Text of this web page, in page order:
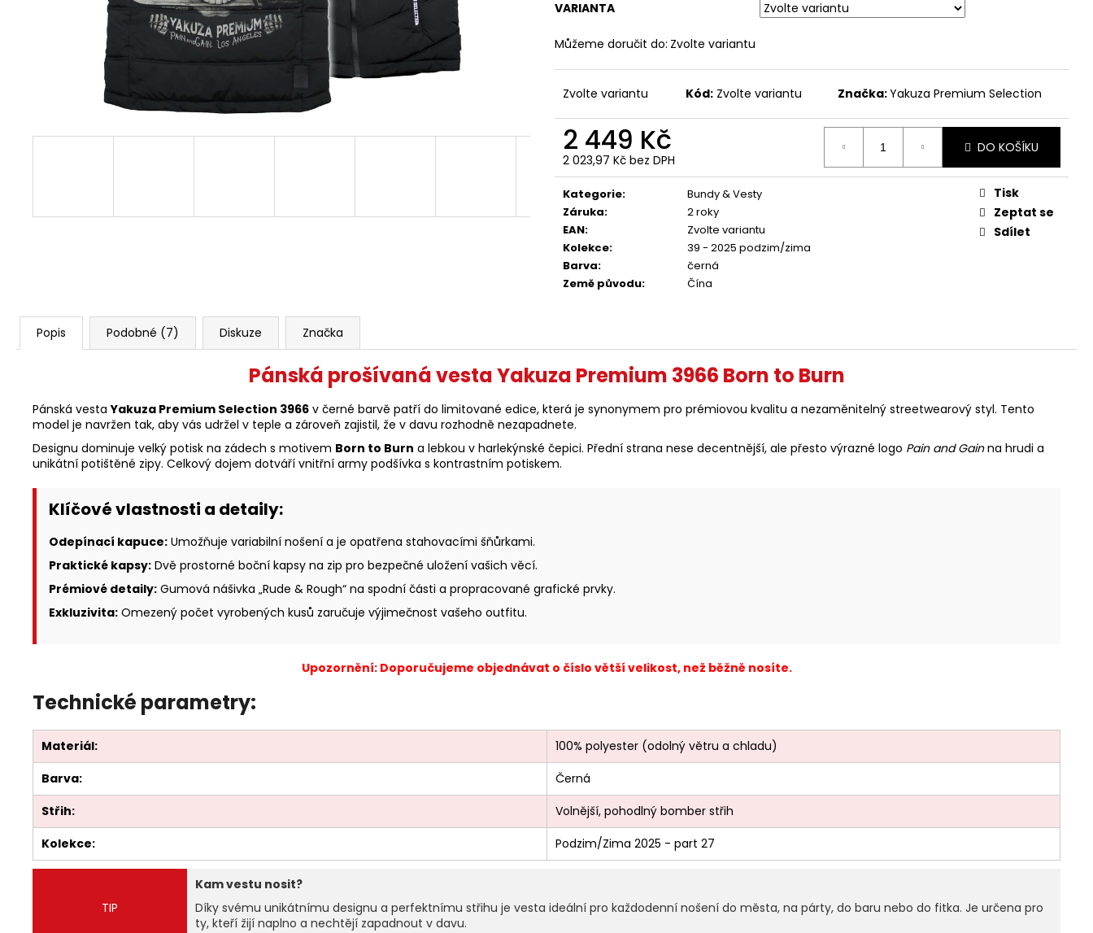
VARIANTA
Můžeme doručit do: Zvolte variantu
Zvolte variantu Kód: Zvolte variantu Značka:Yakuza Premium Selection
2 449 Kč
2 023,97 Kč bez DPH
Měrná
cena:
DO KOŠÍKU
Kategorie:
Bundy & Vesty
Záruka:
2 roky
EAN:
Zvolte variantu
Kolekce:
39 - 2025 podzim/zima
Barva:
černá
Země původu: Čína
Tisk
Zeptat se
Sdílet
Popis Podobné (7) Diskuze Značka
Pánská prošívaná vesta Yakuza Premium 3966 Born to Burn
Pánská vestaYakuza Premium Selection 3966 v černé barvě patří do limitované edice, která je synonymem pro prémiovou kvalitu a nezaměnitelný streetwearový styl. Tento
model je navržen tak, aby vás udržel v teple a zároveň zajistil, že v davu rozhodně nezapadnete.
Designu dominuje velký potisk na zádech s motivem Born to Burn a lebkou v harlekýnské čepici. Přední strana nese decentnější, ale přesto výrazné logo Pain and Gainna hrudi a
unikátní potištěné zipy. Celkový dojem dotváří vnitřní army podšívka s kontrastním potiskem.
Klíčové vlastnosti a detaily:
Odepínací kapuce: Umožňuje variabilní nošení a je opatřena stahovacími šňůrkami.
Praktické kapsy: Dvě prostorné boční kapsy na zip pro bezpečné uložení vašich věcí.
Prémiové detaily: Gumová nášivka „Rude & Rough“ na spodní části a propracované grafické prvky.
Exkluzivita: Omezený počet vyrobených kusů zaručuje výjimečnost vašeho outfitu.
Upozornění: Doporučujeme objednávat o číslo větší velikost, než běžně nosíte.
Technické parametry:
Materiál:
100% polyester (odolný větru a chladu)
Barva:
Černá
Střih:
Volnější, pohodlný bomber střih
Kolekce:
Podzim/Zima 2025 - part 27
TIP
Kam vestu nosit?
Díky svému unikátnímu designu a perfektnímu střihu je vesta ideální pro každodenní nošení do města, na párty, do baru nebo do fitka. Je určena pro
ty, kteří žijí naplno a nechtějí zapadnout v davu.
1 499 Kč
Původně: 1 623 Kč
1 591 Kč